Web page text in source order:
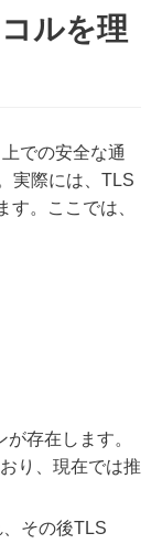
ルを理
での安全な通
実際には、TLS
。ここでは、
存在します。
り、現在では推
その後TLS